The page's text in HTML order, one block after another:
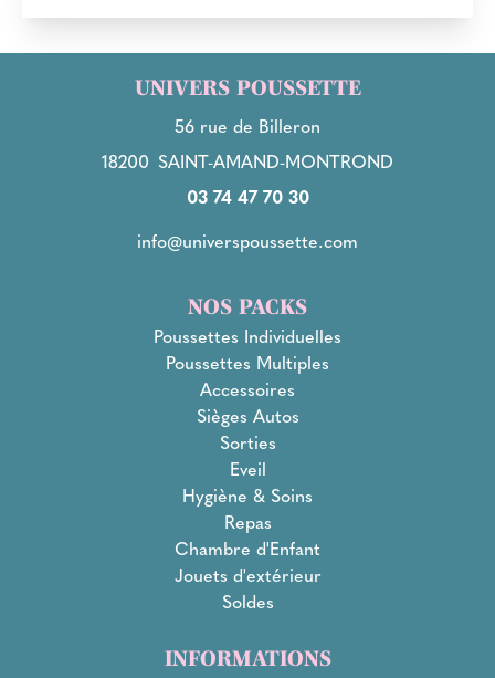
UNIVERS POUSSETTE
56 rue de Billeron
18200 SAINT-AMAND-MONTROND
03 74 47 70 30
info@universpoussette.com
NOS PACKS
Poussettes Individuelles
Poussettes Multiples
Accessoires
Sièges Autos
Sorties
Eveil
Hygiène & Soins
Repas
Chambre d'Enfant
Jouets d'extérieur
Soldes
INFORMATIONS